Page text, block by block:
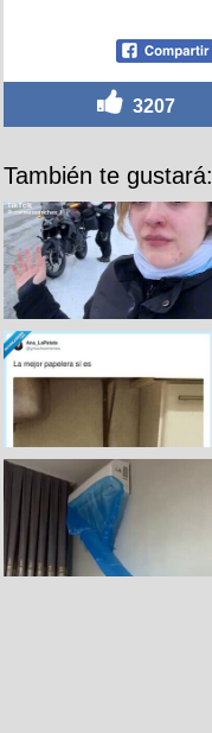
3207
También te gustará: